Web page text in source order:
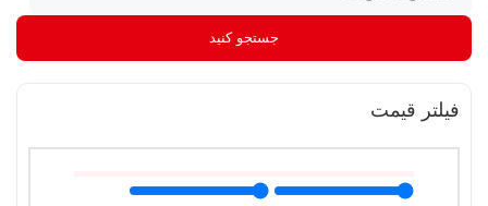
جستجو کنید
فیلتر قیمت